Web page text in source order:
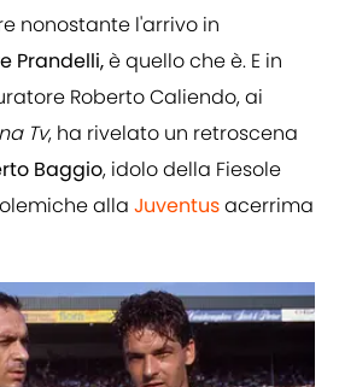
nonostante l'arrivo in
Prandelli,è quello che è. E in
Roberto Caliendo, ai
Tv, ha rivelato un retroscena
Baggio, idolo della Fiesole
alla Juventusacerrima